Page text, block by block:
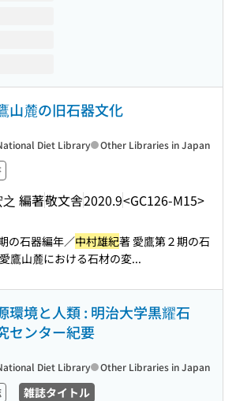
山麓の旧石器文化
編著敬文舎2020.9<GC126-M15>
Diet Library Other Libraries in Japan
の石器編年／中村雄紀著 愛鷹第２期の石
鷹山麓における石材の変...
環境と人類 : 明治大学黒耀石
センター紀要
雑誌タイトル
Diet Library Other Libraries in Japan